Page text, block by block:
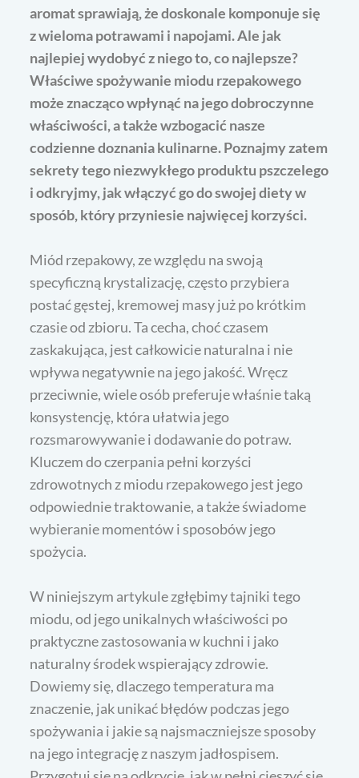
aromat sprawiają, że doskonale komponuje się
z wieloma potrawami i napojami. Ale jak
najlepiej wydobyć z niego to, co najlepsze?
Właściwe spożywanie miodu rzepakowego
może znacząco wpłynąć na jego dobroczynne
właściwości, a także wzbogacić nasze
codzienne doznania kulinarne. Poznajmy zatem
sekrety tego niezwykłego produktu pszczelego
i odkryjmy, jak włączyć go do swojej diety w
sposób, który przyniesie najwięcej korzyści.
Miód rzepakowy, ze względu na swoją
specyficzną krystalizację, często przybiera
postać gęstej, kremowej masy już po krótkim
czasie od zbioru. Ta cecha, choć czasem
zaskakująca, jest całkowicie naturalna i nie
wpływa negatywnie na jego jakość. Wręcz
przeciwnie, wiele osób preferuje właśnie taką
konsystencję, która ułatwia jego
rozsmarowywanie i dodawanie do potraw.
Kluczem do czerpania pełni korzyści
zdrowotnych z miodu rzepakowego jest jego
odpowiednie traktowanie, a także świadome
wybieranie momentów i sposobów jego
spożycia.
W niniejszym artykule zgłębimy tajniki tego
miodu, od jego unikalnych właściwości po
praktyczne zastosowania w kuchni i jako
naturalny środek wspierający zdrowie.
Dowiemy się, dlaczego temperatura ma
znaczenie, jak unikać błędów podczas jego
spożywania i jakie są najsmaczniejsze sposoby
na jego integrację z naszym jadłospisem.